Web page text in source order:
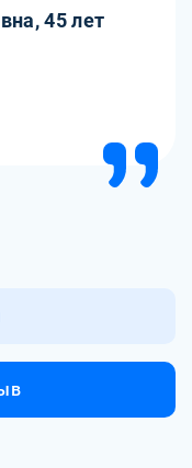
45 лет